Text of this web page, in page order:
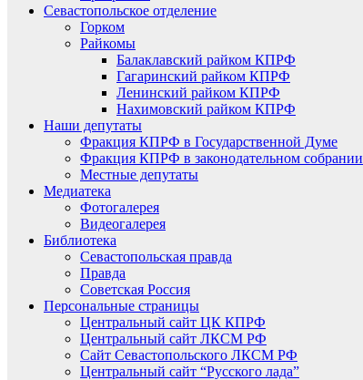
Севастопольское отделение
Горком
Райкомы
Балаклавский райком КПРФ
Гагаринский райком КПРФ
Ленинский райком КПРФ
Нахимовский райком КПРФ
Наши депутаты
Фракция КПРФ в Государственной Думе
Фракция КПРФ в законодательном собрании
Местные депутаты
Медиатека
Фотогалерея
Видеогалерея
Библиотека
Севастопольская правда
Правда
Советская Россия
Персональные страницы
Центральный сайт ЦК КПРФ
Центральный сайт ЛКСМ РФ
Сайт Севастопольского ЛКСМ РФ
Центральный сайт “Русского лада”